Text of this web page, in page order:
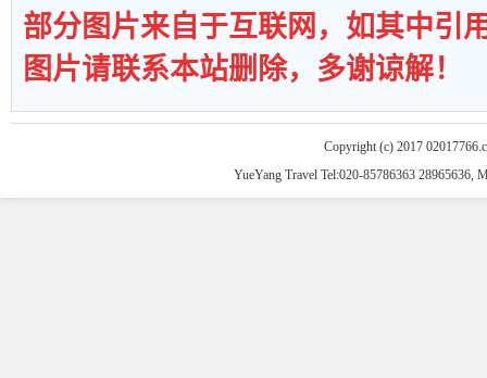
部分图片来自于互联网，如其中引
图片请联系本站删除，多谢谅解！
Copyright (c) 2017
YueYang Travel Tel:020-85786363 28965636,